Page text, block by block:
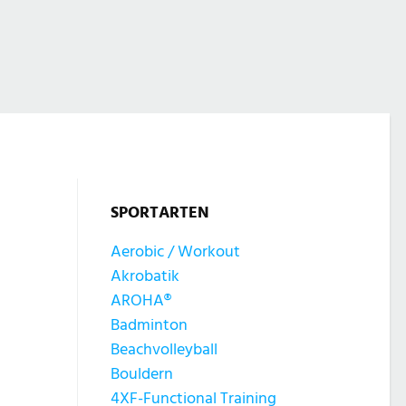
SPORTARTEN
Aerobic / Workout
Akrobatik
AROHA®
Badminton
Beachvolleyball
Bouldern
4XF-Functional Training